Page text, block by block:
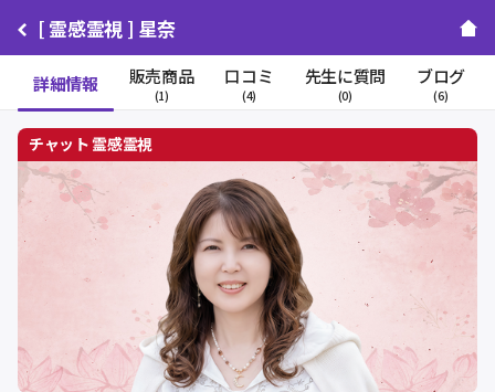
[ 霊感霊視 ] 星奈
詳細情報 販売商品
(1)
口コミ
(4)
先生に質問
(0)
ブログ
(6)